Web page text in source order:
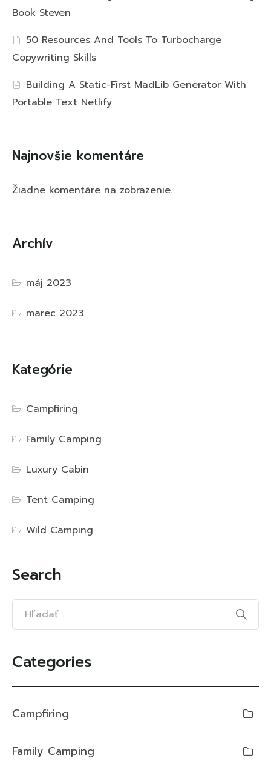
Book Steven
50 Resources And Tools To Turbocharge
Copywriting Skills
Building A Static-First MadLib Generator With
Portable Text Netlify
Najnovšie komentáre
Žiadne komentáre na zobrazenie.
Archív
máj 2023
marec 2023
Kategórie
Campfiring
Family Camping
Luxury Cabin
Tent Camping
Wild Camping
Search
Categories
Campfiring
Family Camping